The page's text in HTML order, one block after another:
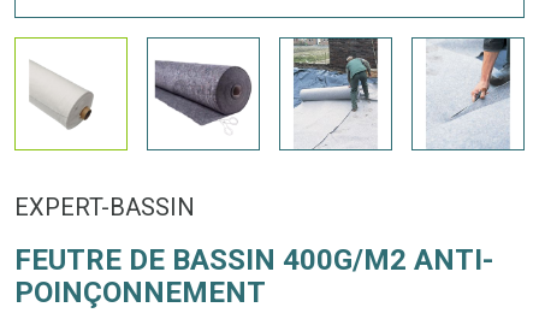
EXPERT-BASSIN
FEUTRE DE BASSIN 400G/M2 ANTI-
POINÇONNEMENT